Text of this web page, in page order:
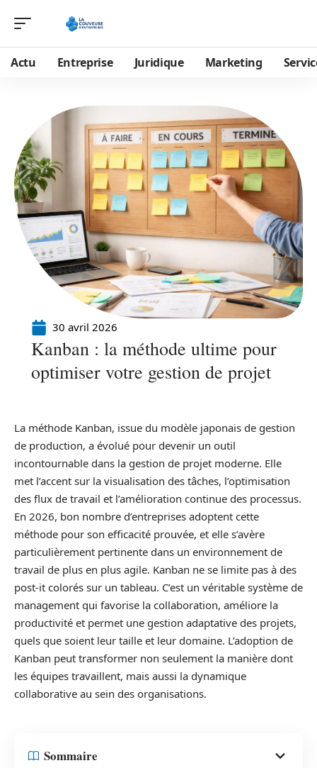
Actu Entreprise Juridique Marketing
30 avril 2026
Kanban : la méthode ultime pour
optimiser votre gestion de projet
La méthode Kanban, issue du modèle japonais de gestion
de production, a évolué pour devenir un outil
incontournable dans la gestion de projet moderne. Elle
met l’accent sur la visualisation des tâches, l’optimisation
des flux de travail et l’amélioration continue des processus.
En 2026, bon nombre d’entreprises adoptent cette
méthode pour son efficacité prouvée, et elle s’avère
particulièrement pertinente dans un environnement de
travail de plus en plus agile. Kanban ne se limite pas à des
post-it colorés sur un tableau. C’est un véritable système de
management qui favorise la collaboration, améliore la
productivité et permet une gestion adaptative des projets,
quels que soient leur taille et leur domaine. L’adoption de
Kanban peut transformer non seulement la manière dont
les équipes travaillent, mais aussi la dynamique
collaborative au sein des organisations.
Sommaire